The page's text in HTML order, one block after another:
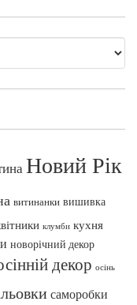
Новий Рік
витинанки вишивка
клумби кухня
новорічний декор
декор осінь
саморобки